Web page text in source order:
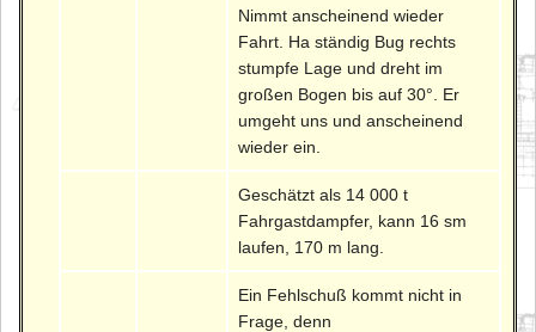
Nimmt anscheinend wieder
Fahrt. Ha ständig Bug rechts
stumpfe Lage und dreht im
großen Bogen bis auf 30°. Er
umgeht uns und anscheinend
wieder ein.
Geschätzt als 14 000 t
Fahrgastdampfer, kann 16 sm
laufen, 170 m lang.
Ein Fehlschuß kommt nicht in
Frage, denn